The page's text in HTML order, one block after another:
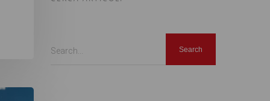
Search...